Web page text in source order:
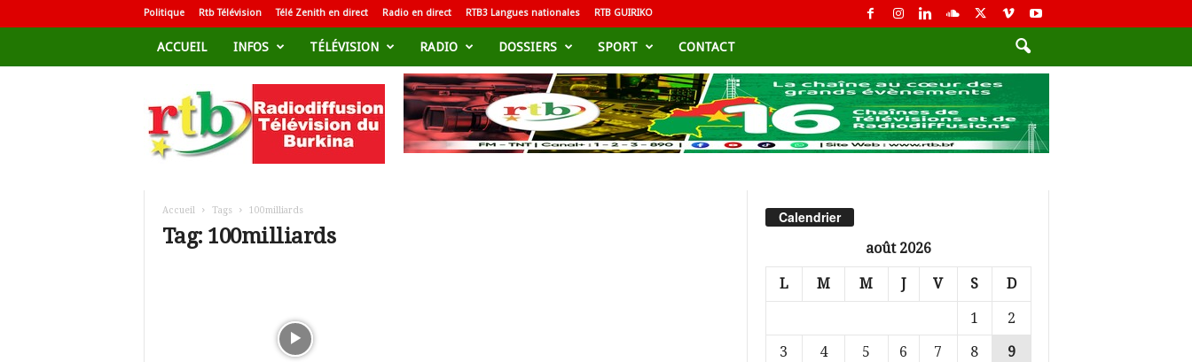
Politique Rtb Télévision Télé Zenith en direct Radio en direct RTB3 Langues nationales RTB GUIRIKO
ACCUEIL INFOS TÉLÉVISION RADIO DOSSIERS SPORT CONTACT
d
i
Accueil Tags 100milliards
Tag: 100milliards
Calendrier
août 2026
L M M J V S D
1
2
3
4 5 6 7 8
9